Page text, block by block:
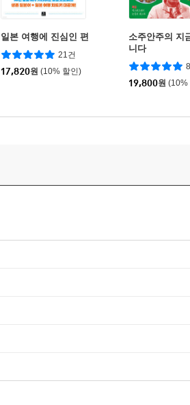
일본 여행에 진심인 편
21건
17,820원 (10% 할인)
소주안주의 지
니다
19,800원 (10%